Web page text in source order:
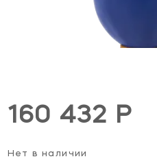
160 432 Р
Нет в наличии